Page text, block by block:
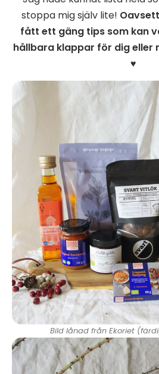
stoppa mig själv lite!
fått ett gäng tips som kan
hållbara klappar för dig eller
♥
Bild lånad från Ekoriet